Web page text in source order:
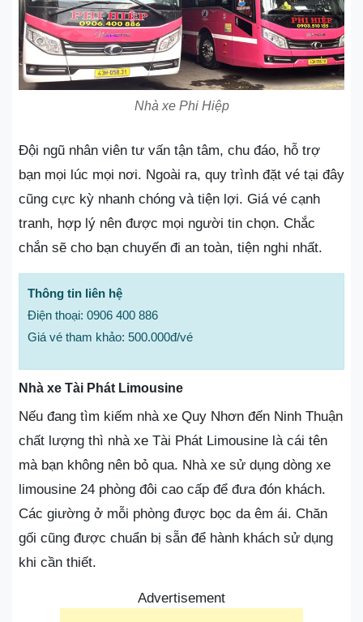
Nhà xe Phi Hiệp
Đội ngũ nhân viên tư vấn tận tâm, chu đáo, hỗ trợ
bạn mọi lúc mọi nơi. Ngoài ra, quy trình đặt vé tại đây
cũng cực kỳ nhanh chóng và tiện lợi. Giá vé cạnh
tranh, hợp lý nên được mọi người tin chọn. Chắc
chắn sẽ cho bạn chuyến đi an toàn, tiện nghi nhất.
Thông tin liên hệ
Điện thoại: 0906 400 886
Giá vé tham khảo: 500.000đ/vé
Nhà xe Tài Phát Limousine
Nếu đang tìm kiếm nhà xe Quy Nhơn đến Ninh Thuận
chất lượng thì nhà xe Tài Phát Limousine là cái tên
mà bạn không nên bỏ qua. Nhà xe sử dụng dòng xe
limousine 24 phòng đôi cao cấp để đưa đón khách.
Các giường ở mỗi phòng được bọc da êm ái. Chăn
gối cũng được chuẩn bị sẵn để hành khách sử dụng
khi cần thiết.
Advertisement